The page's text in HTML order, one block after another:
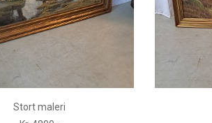
Stort maleri